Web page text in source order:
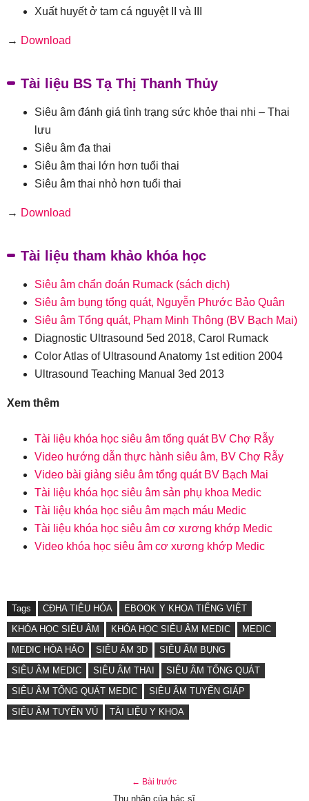
Xuất huyết ở tam cá nguyệt II và III
→ Download
Tài liệu BS Tạ Thị Thanh Thủy
Siêu âm đánh giá tình trạng sức khỏe thai nhi – Thai
lưu
Siêu âm đa thai
Siêu âm thai lớn hơn tuổi thai
Siêu âm thai nhỏ hơn tuổi thai
→ Download
Tài liệu tham khảo khóa học
Siêu âm chẩn đoán Rumack (sách dịch)
Siêu âm bụng tổng quát, Nguyễn Phước Bảo Quân
Siêu âm Tổng quát, Phạm Minh Thông (BV Bạch Mai)
Diagnostic Ultrasound 5ed 2018, Carol Rumack
Color Atlas of Ultrasound Anatomy 1st edition 2004
Ultrasound Teaching Manual 3ed 2013
Xem thêm
Tài liệu khóa học siêu âm tổng quát BV Chợ Rẫy
Video hướng dẫn thực hành siêu âm, BV Chợ Rẫy
Video bài giảng siêu âm tổng quát BV Bạch Mai
Tài liệu khóa học siêu âm sản phụ khoa Medic
Tài liệu khóa học siêu âm mạch máu Medic
Tài liệu khóa học siêu âm cơ xương khớp Medic
Video khóa học siêu âm cơ xương khớp Medic
Tags CĐHA TIÊU HÓA
EBOOK Y KHOA TIẾNG VIỆT
KHÓA HỌC SIÊU ÂM
KHÓA HỌC SIÊU ÂM MEDIC
MEDIC
MEDIC HÒA HẢO
SIÊU ÂM 3D
SIÊU ÂM BỤNG
SIÊU ÂM MEDIC
SIÊU ÂM THAI
SIÊU ÂM TỔNG QUÁT
SIÊU ÂM TỔNG QUÁT MEDIC
SIÊU ÂM TUYẾN GIÁP
SIÊU ÂM TUYẾN VÚ
TÀI LIỆU Y KHOA
← Bài trước
Thu nhập của bác sĩ